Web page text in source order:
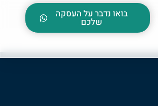
בואו נדבר על העסקה
שלכם